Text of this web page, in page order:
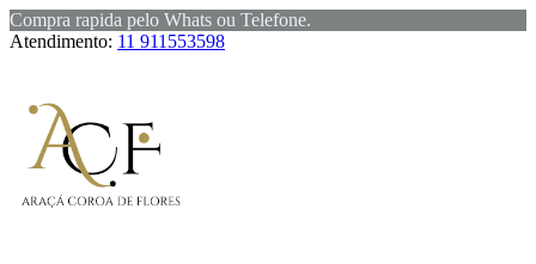
Compra rapida pelo Whats ou Telefone.
Atendimento: 11 911553598